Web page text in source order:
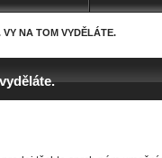
NA TOM VYDĚLÁTE.